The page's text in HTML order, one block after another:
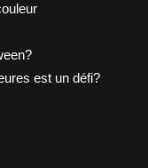
est un défi?